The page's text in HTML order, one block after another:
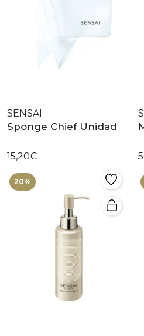
SENSAI
Sponge Chief Unidad
15,20€
20%